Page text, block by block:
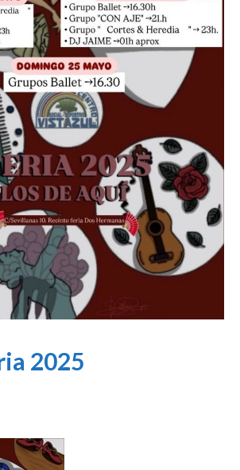
2025